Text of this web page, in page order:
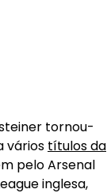
tornou-
vários títulos da
pelo Arsenal
inglesa,